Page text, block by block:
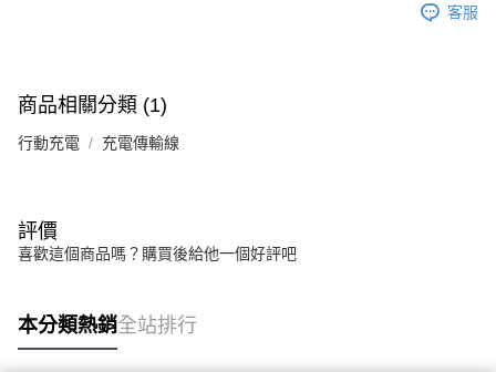
客服
商品相關分類 (1)
行動充電 充電傳輸線
評價
喜歡這個商品嗎？購買後給他一個好評吧
本分類熱銷全站排行